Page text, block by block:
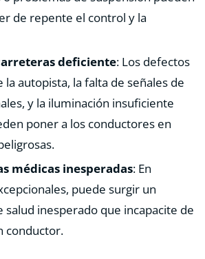
de repente el control y la
deficiente: Los defectos
la autopista, la falta de señales de
y la iluminación insuficiente
poner a los conductores en
médicas inesperadas: En
puede surgir un
salud inesperado que incapacite de
conductor.